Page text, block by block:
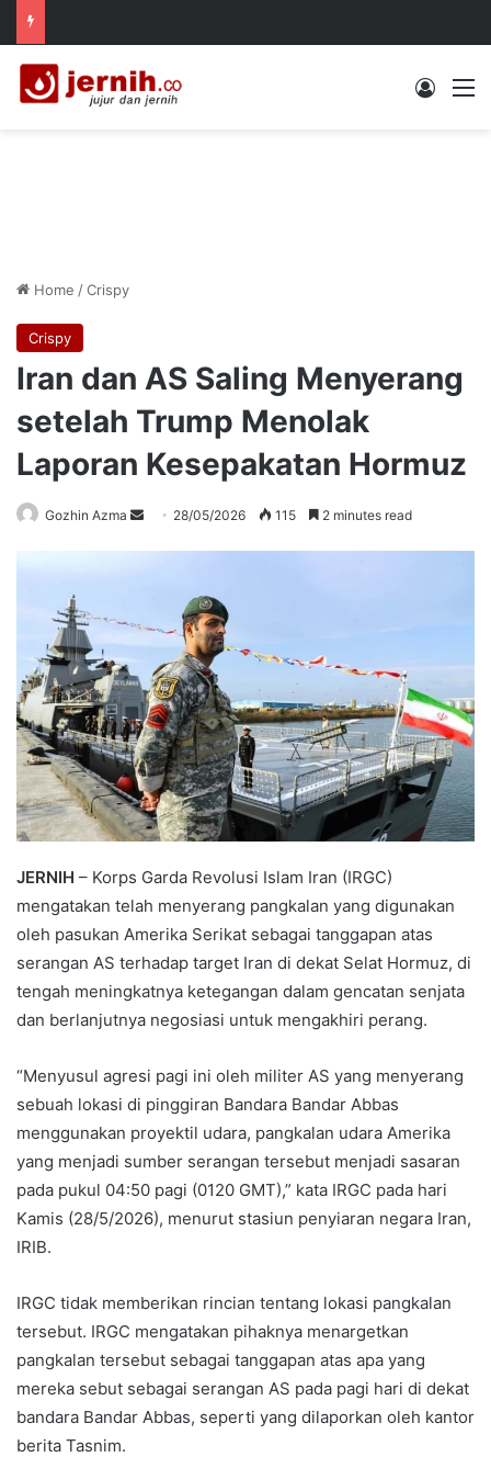
Log In
Home /Crispy
Crispy
Iran dan AS Saling Menyerang
setelah Trump Menolak
Laporan Kesepakatan Hormuz
Gozhin Azma
Send 28/05/2026 115 2 minutes read
JERNIH – Korps Garda Revolusi Islam Iran (IRGC)
mengatakan telah menyerang pangkalan yang digunakan
oleh pasukan Amerika Serikat sebagai tanggapan atas
serangan AS terhadap target Iran di dekat Selat Hormuz, di
tengah meningkatnya ketegangan dalam gencatan senjata
dan berlanjutnya negosiasi untuk mengakhiri perang.
“Menyusul agresi pagi ini oleh militer AS yang menyerang
sebuah lokasi di pinggiran Bandara Bandar Abbas
menggunakan proyektil udara, pangkalan udara Amerika
yang menjadi sumber serangan tersebut menjadi sasaran
pada pukul 04:50 pagi (0120 GMT),” kata IRGC pada hari
Kamis (28/5/2026), menurut stasiun penyiaran negara Iran,
IRIB.
IRGC tidak memberikan rincian tentang lokasi pangkalan
tersebut. IRGC mengatakan pihaknya menargetkan
pangkalan tersebut sebagai tanggapan atas apa yang
mereka sebut sebagai serangan AS pada pagi hari di dekat
bandara Bandar Abbas, seperti yang dilaporkan oleh kantor
berita Tasnim.